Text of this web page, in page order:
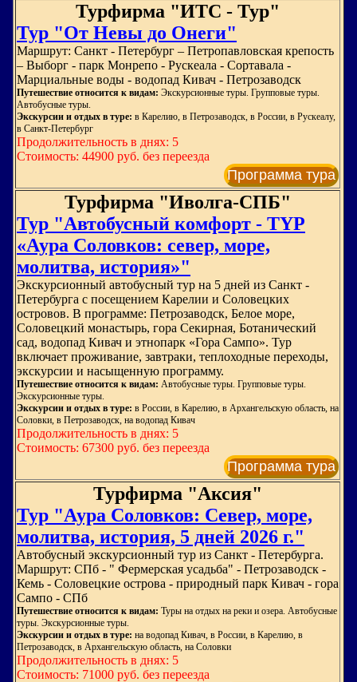
Турфирма "ИТС - Тур"
Тур "От Невы до Онеги"
Маршрут: Санкт - Петербург – Петропавловская крепость
– Выборг - парк Монрепо - Рускеала - Сортавала -
Марциальные воды - водопад Кивач - Петрозаводск
Путешествие относится к видам: Экскурсионные туры. Групповые туры.
Автобусные туры.
Экскурсии и отдых в туре: в Карелию, в Петрозаводск, в России, в Рускеалу,
в Санкт-Петербург
Продолжительность в днях: 5
Стоимость: 44900 руб. без переезда
Программа тура
Турфирма "Иволга-СПБ"
Тур "Автобусный комфорт - TYP
«Аура Соловков: север, море,
молитва, история»"
Экскурсионный автобусный тур на 5 дней из Санкт -
Петербурга с посещением Карелии и Соловецких
островов. В программе: Петрозаводск, Белое море,
Соловецкий монастырь, гора Секирная, Ботанический
сад, водопад Кивач и этнопарк «Гора Сампо». Тур
включает проживание, завтраки, теплоходные переходы,
экскурсии и насыщенную программу.
Путешествие относится к видам: Автобусные туры. Групповые туры.
Экскурсионные туры.
Экскурсии и отдых в туре: в России, в Карелию, в Архангельскую область, на
Соловки, в Петрозаводск, на водопад Кивач
Продолжительность в днях: 5
Стоимость: 67300 руб. без переезда
Программа тура
Турфирма "Аксия"
Тур "Аура Соловков: Север, море,
молитва, история, 5 дней 2026 г."
Автобусный экскурсионный тур из Санкт - Петербурга.
Маршрут: СПб - " Фермерская усадьба" - Петрозаводск -
Кемь - Соловецкие острова - природный парк Кивач - гора
Сампо - СПб
Путешествие относится к видам: Туры на отдых на реки и озера. Автобусные
туры. Экскурсионные туры.
Экскурсии и отдых в туре: на водопад Кивач, в России, в Карелию, в
Петрозаводск, в Архангельскую область, на Соловки
Продолжительность в днях: 5
Стоимость: 71000 руб. без переезда